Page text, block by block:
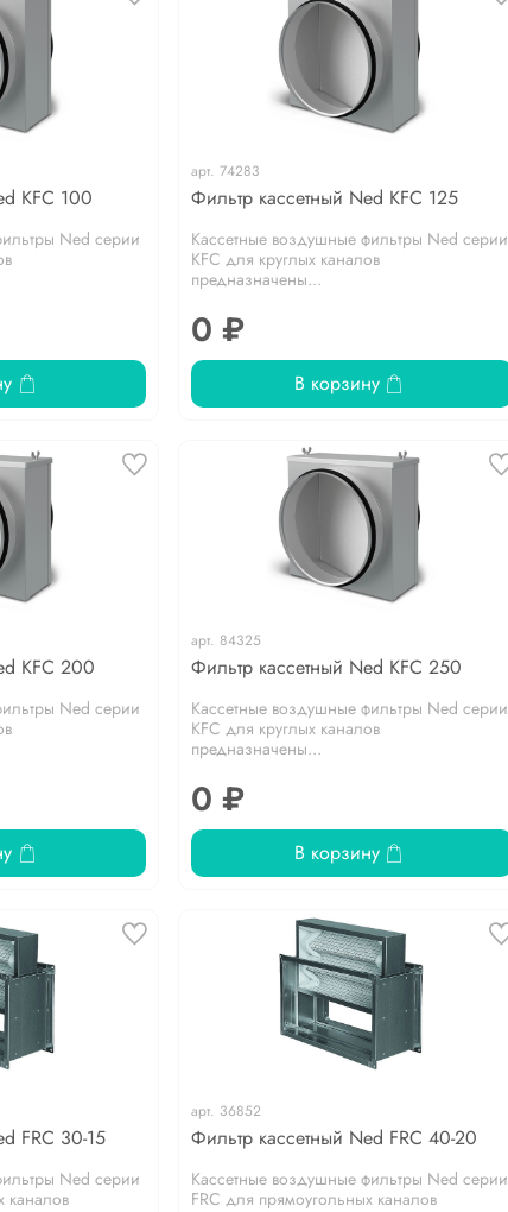
KFC 100
Ned серии
арт. 74283
Фильтр кассетный Ned KFC 125
Кассетные воздушные фильтры Ned серии
KFC для круглых каналов
предназначены...
0 ₽
В корзину
KFC 200
Ned серии
арт. 84325
Фильтр кассетный Ned KFC 250
Кассетные воздушные фильтры Ned серии
KFC для круглых каналов
предназначены...
0 ₽
В корзину
FRC 30-15
Ned серии
каналов
арт. 36852
Фильтр кассетный Ned FRC 40-20
Кассетные воздушные фильтры Ned серии
FRC для прямоугольных каналов